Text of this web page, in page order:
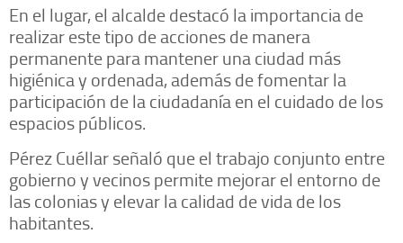
En el lugar, el alcalde destacó la importancia de
realizar este tipo de acciones de manera
permanente para mantener una ciudad más
higiénica y ordenada, además de fomentar la
participación de la ciudadanía en el cuidado de los
espacios públicos.
Pérez Cuéllar señaló que el trabajo conjunto entre
gobierno y vecinos permite mejorar el entorno de
las colonias y elevar la calidad de vida de los
habitantes.